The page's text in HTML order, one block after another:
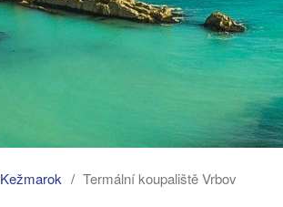
Kežmarok Termální koupaliště Vrbov